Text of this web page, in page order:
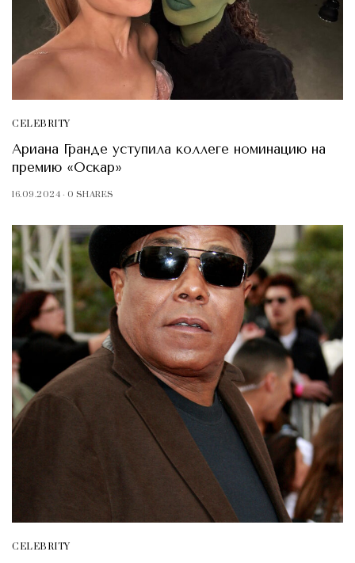
CELEBRITY
Ариана Гранде уступила коллеге номинацию на
премию «Оскар»
16.09.2024 0 SHARES
CELEBRITY